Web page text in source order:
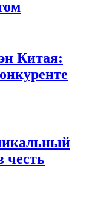
Китая:
честь